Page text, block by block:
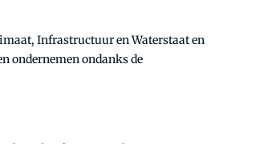
Infrastructuur en Waterstaat en
ondernemen ondanks de